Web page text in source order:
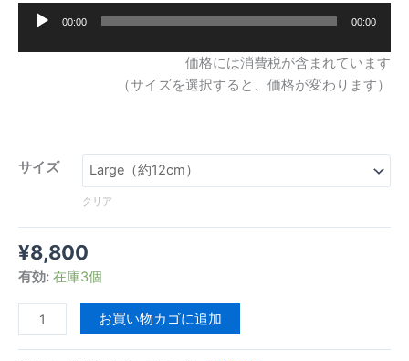
ー
00:00 00:00
価格には消費税が含まれています
（サイズを選択すると、価格が変わります）
サイズ
クリア
¥8,800
有効: 在庫3個
お買い物カゴに追加